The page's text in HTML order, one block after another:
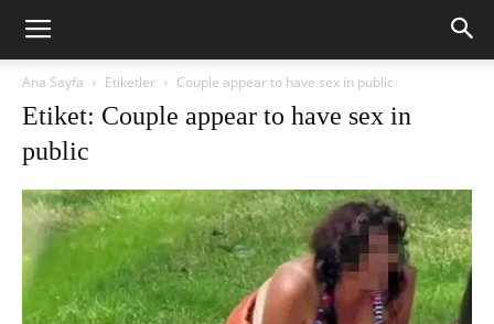
Ana Sayfa Etiketler Couple appear to have sex in public
Etiket: Couple appear to have sex in
public